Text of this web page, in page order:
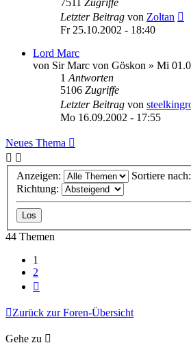
Letzter Beitrag von Zoltan
Fr 25.10.2002 - 18:40
Lord Marc
von Sir Marc von Göskon » Mi
1 Antworten
5106 Zugriffe
Letzter Beitrag von
Mo 16.09.2002 - 17:55
Neues Thema
Anzeigen:
Sortiere nach:
Richtung:
44 Themen
1
2
Zurück zur Foren-Übersicht
Gehe zu